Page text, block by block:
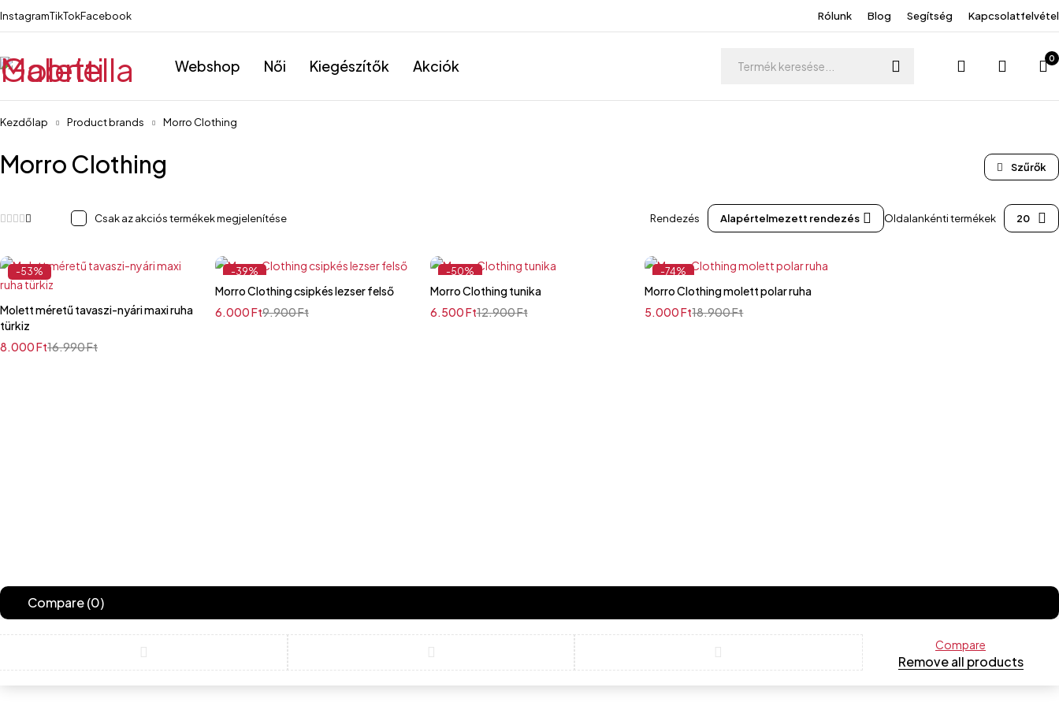
InstagramTikTokFacebook Rólunk Blog Segítség Kapcsolatfelvétel
Webshop Női Kiegészítők Akciók 0
Kezdőlap Product brands Morro Clothing
Morro Clothing
Csak az akciós termékek megjelenítése Rendezés Alapértelmezett rendezés Oldalankénti termékek 20
-53%
Molett méretű tavaszi-nyári maxi ruha
türkiz
16.990Ft
8.000Ft
-39%
Morro Clothing csipkés lezser felső
9.900Ft
6.000Ft
-50%
Morro Clothing tunika
12.900Ft
6.500Ft
-74%
Morro Clothing molett polar ruha
18.900Ft
5.000Ft
Compare(0)
Compare
Remove all products